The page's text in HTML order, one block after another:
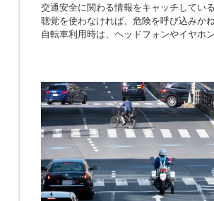
交通安全に関わる情報をキャッチしている
聴覚を使わなければ、危険を呼び込みかね
自転車利用時は、ヘッドフォンやイヤホ